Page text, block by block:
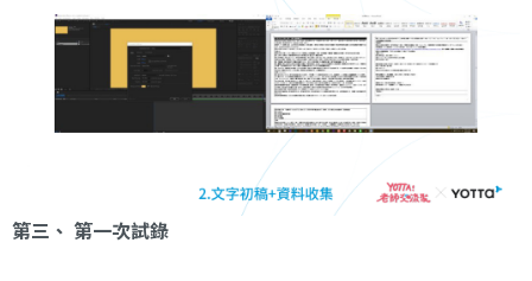
第三、 第一次試錄